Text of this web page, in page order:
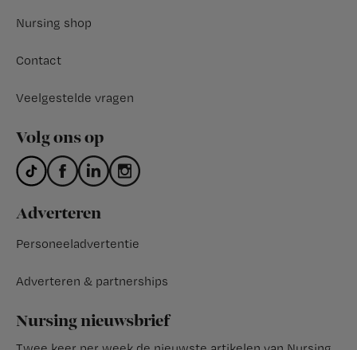
Nursing shop
Contact
Veelgestelde vragen
Volg ons op
Adverteren
Personeeladvertentie
Adverteren & partnerships
Nursing nieuwsbrief